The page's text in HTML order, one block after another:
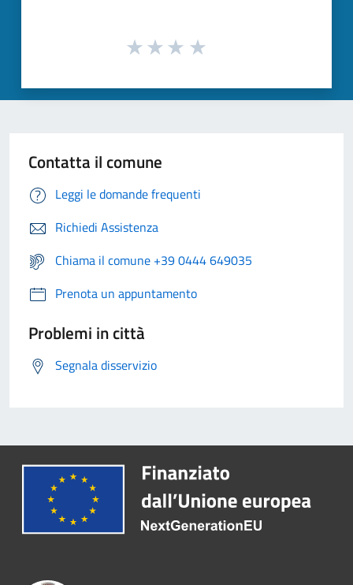
Contatta il comune
Leggi le domande frequenti
Richiedi Assistenza
Chiama il comune +39 0444 649035
Prenota un appuntamento
Problemi in città
Segnala disservizio